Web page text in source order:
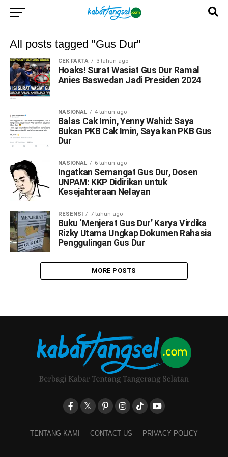
All posts tagged "Gus Dur"
CEK FAKTA 3 tahun ago
Hoaks! Surat Wasiat Gus Dur Ramal
Anies Baswedan Jadi Presiden 2024
NASIONAL 4 tahun ago
Balas Cak Imin, Yenny Wahid: Saya
Bukan PKB Cak Imin, Saya kan PKB Gus
Dur
NASIONAL 6 tahun ago
Ingatkan Semangat Gus Dur, Dosen
UNPAM: KKP Didirikan untuk
Kesejahteraan Nelayan
RESENSI 7 tahun ago
Buku ‘Menjerat Gus Dur’ Karya Virdika
Rizky Utama Ungkap Dokumen Rahasia
Penggulingan Gus Dur
MORE POSTS
TENTANG KAMI CONTACT US PRIVACY POLICY